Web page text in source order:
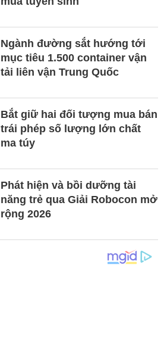
Ngành đường sắt hướng tới
mục tiêu 1.500 container vận
tải liên vận Trung Quốc
Bắt giữ hai đối tượng mua bán
trái phép số lượng lớn chất
ma túy
Phát hiện và bồi dưỡng tài
năng trẻ qua Giải Robocon mở
rộng 2026